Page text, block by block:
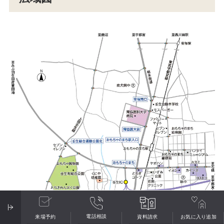
来場予約 電話相談 資料請求 お気に入り追加